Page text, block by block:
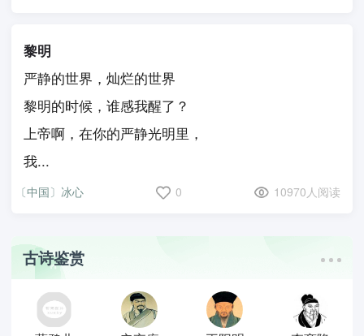
黎明
严静的世界，灿烂的世界
黎明的时候，谁感我醒了？
上帝啊，在你的严静光明里，
我...
〔中国〕冰心 0 10970人阅读
古诗鉴赏